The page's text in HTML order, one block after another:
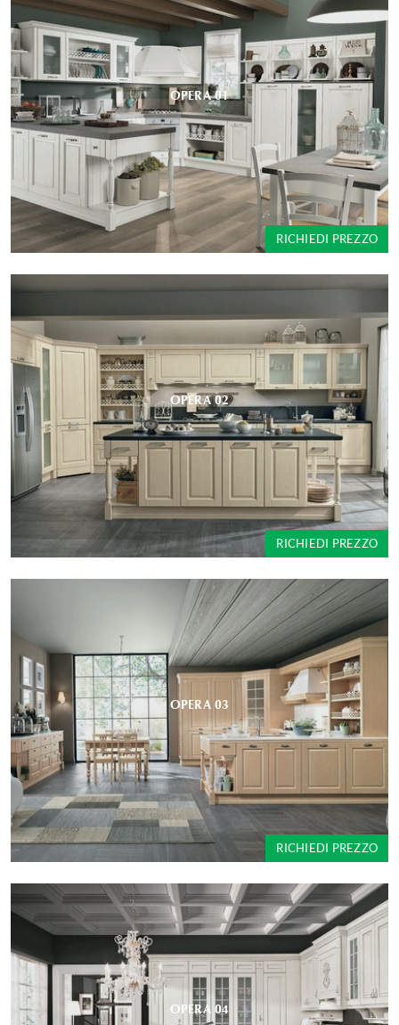
OPERA 01
RICHIEDI PREZZO
OPERA 02
RICHIEDI PREZZO
OPERA 03
RICHIEDI PREZZO
OPERA 04